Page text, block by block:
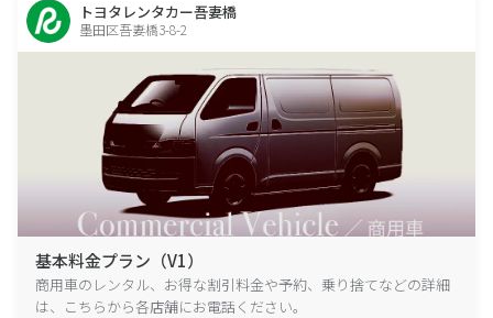
トヨタレンタカー吾妻橋
墨田区吾妻橋3-8-2
基本料金プラン（V1）
商用車のレンタル、お得な割引料金や予約、乗り捨てなどの詳細
は、こちらから各店舗にお電話ください。